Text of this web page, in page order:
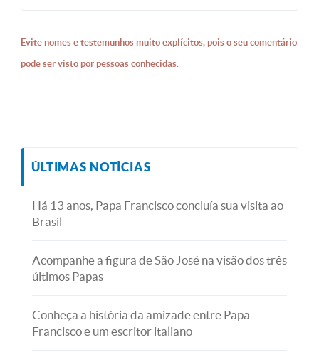
Evite nomes e testemunhos muito explícitos, pois o seu comentário
pode ser visto por pessoas conhecidas.
ÚLTIMAS NOTÍCIAS
Há 13 anos, Papa Francisco concluía sua visita ao
Brasil
Acompanhe a figura de São José na visão dos três
últimos Papas
Conheça a história da amizade entre Papa
Francisco e um escritor italiano